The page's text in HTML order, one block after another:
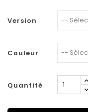
Version
Couleur
Quantité